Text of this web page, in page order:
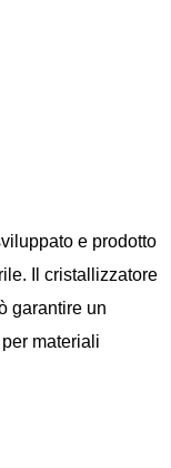
e prodotto
Il cristallizzatore
garantire un
materiali